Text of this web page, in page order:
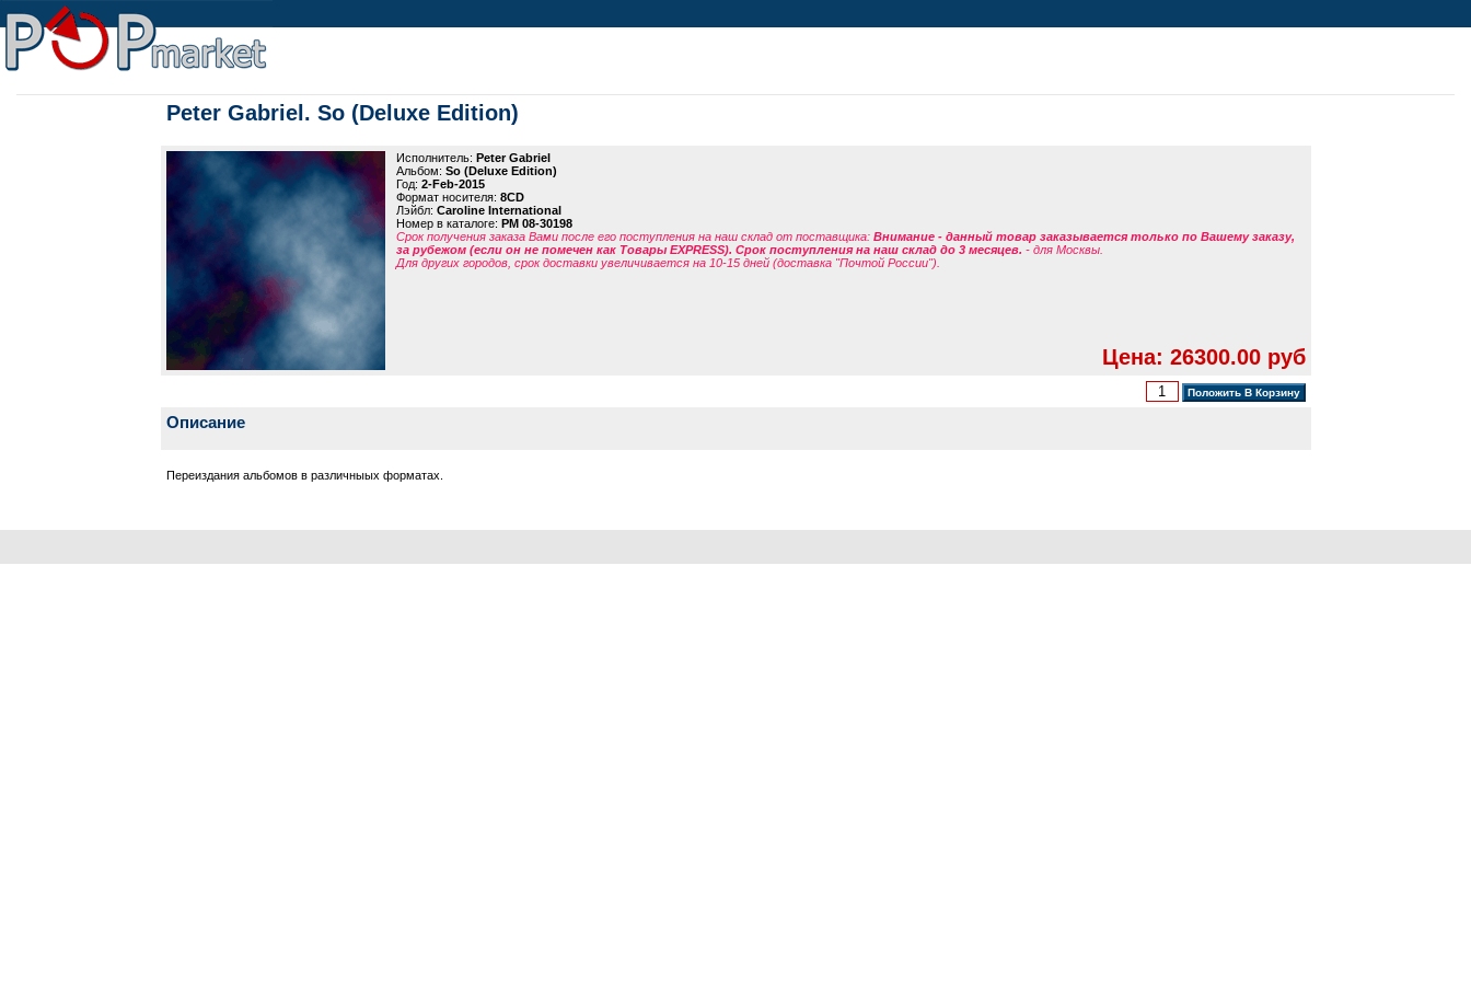
Peter Gabriel. So (Deluxe Edition)
Исполнитель: Peter Gabriel
Альбом: So (Deluxe Edition)
Год: 2-Feb-2015
Формат носителя: 8CD
Лэйбл: Caroline International
Номер в каталоге: PM 08-30198
Срок получения заказа Вами после его поступления на наш склад от поставщика: Внимание - данный товар заказывается только по Вашему заказу,
за рубежом (если он не помечен как Товары EXPRESS). Срок поступления на наш склад до 3 месяцев. - для Москвы.
Для других городов, срок доставки увеличивается на 10-15 дней (доставка "Почтой России").
Цена: 26300.00 руб
Описание
Переиздания альбомов в различныых форматах.